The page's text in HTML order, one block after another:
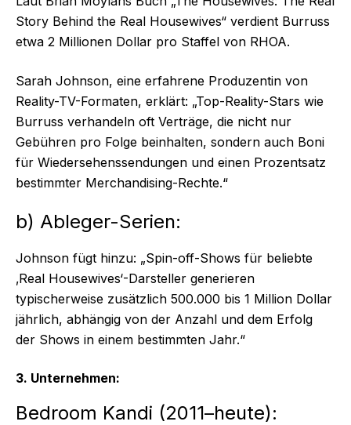
Story Behind the Real Housewives“ verdient Burruss
etwa 2 Millionen Dollar pro Staffel von RHOA.
Sarah Johnson, eine erfahrene Produzentin von
Reality-TV-Formaten, erklärt: „Top-Reality-Stars wie
Burruss verhandeln oft Verträge, die nicht nur
Gebühren pro Folge beinhalten, sondern auch Boni
für Wiedersehenssendungen und einen Prozentsatz
bestimmter Merchandising-Rechte.“
b) Ableger-Serien:
Johnson fügt hinzu: „Spin-off-Shows für beliebte
‚Real Housewives‘-Darsteller generieren
typischerweise zusätzlich 500.000 bis 1 Million Dollar
jährlich, abhängig von der Anzahl und dem Erfolg
der Shows in einem bestimmten Jahr.“
3. Unternehmen:
Bedroom Kandi (2011–heute):